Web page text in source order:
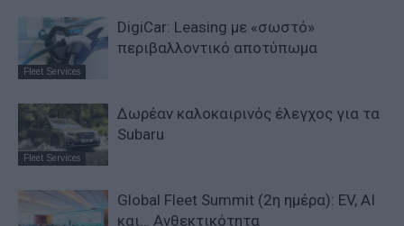
Fleet Services
DigiCar: Leasing με «σωστό»
περιβαλλοντικό αποτύπωμα
Fleet Services
Δωρέαν καλοκαιρινός έλεγχος για τα
Subaru
Global Fleet Summit (2η ημέρα): EV, AI
και… Ανθεκτικότητα